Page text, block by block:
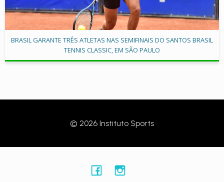
BRASIL GARANTE TRÊS ATLETAS NAS SEMIFINAIS DO SANTOS BRASIL
TENNIS CLASSIC, EM SÃO PAULO
© 2026 Instituto Sports